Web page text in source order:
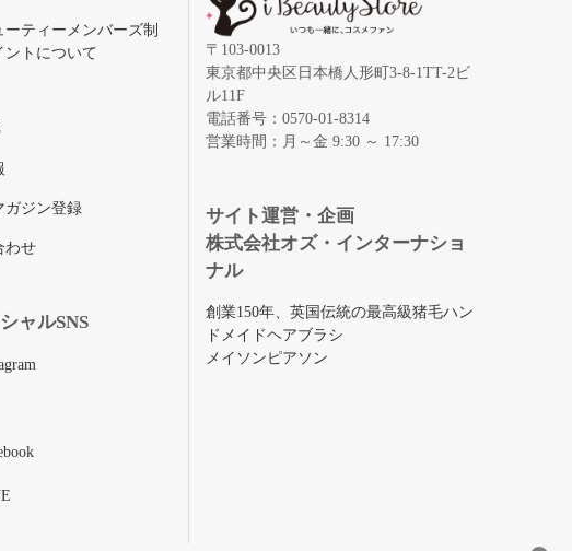
ーティーメンバーズ制
ントについて
ガジン登録
わせ
ャルSNS
〒103-0013
東京都中央区日本橋人形町3-8-1TT-2ビ
ル11F
電話番号：0570-01-8314
営業時間：月～金 9:30 ～ 17:30
サイト運営・企画
株式会社オズ・インターナショ
ナル
創業150年、英国伝統の最高級猪毛ハン
ドメイドヘアブラシ
メイソンピアソン